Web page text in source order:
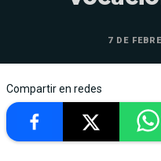
7 DE
Compartir en redes